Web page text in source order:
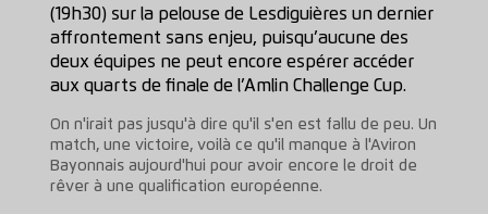
(19h30) sur la pelouse de Lesdiguières un dernier
affrontement sans enjeu, puisqu’aucune des
deux équipes ne peut encore espérer accéder
aux quarts de finale de l’Amlin Challenge Cup.
On n'irait pas jusqu'à dire qu'il s'en est fallu de peu. Un
match, une victoire, voilà ce qu'il manque à l'Aviron
Bayonnais aujourd'hui pour avoir encore le droit de
rêver à une qualification européenne.